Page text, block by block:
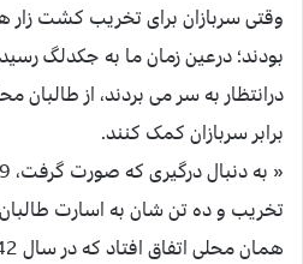
وقتی سربازان برای تخریب کشت
بودند؛ درعین زمان ما به جکدلگ
درانتظار به سر می بردند، از طالبان
برابر سربازان کمک کنند.
تخریب و ده تن شان به اسارت